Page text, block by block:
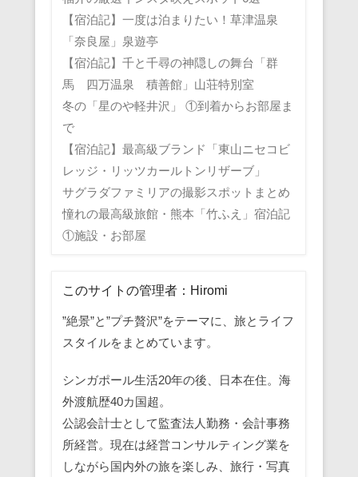
【宿泊記】一度は泊まりたい！草津温泉
「奈良屋」泉遊亭
【宿泊記】千と千尋の神隠しの舞台「群
馬 四万温泉 積善館」山荘特別室
冬の「星のや軽井沢」 ①到着からお部屋ま
で
【宿泊記】最高級ブランド「東山ニセコビ
レッジ・リッツカールトンリザーブ」
サグラダファミリアの撮影スポットまとめ
憧れの最高級旅館・熊本「竹ふえ」宿泊記
①施設・お部屋
このサイトの管理者：Hiromi
”絶景”と”プチ贅沢”をテーマに、旅とライフ
スタイルをまとめています。
シンガポール生活20年の後、日本在住。海
外渡航歴40カ国超。
公認会計士として監査法人勤務・会計事務
所経営。現在は経営コンサルティング業を
しながら国内外の旅を楽しみ、旅行・写真